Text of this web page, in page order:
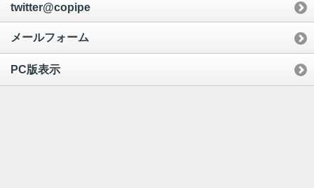
twitter@copipe
メールフォーム
PC版表示